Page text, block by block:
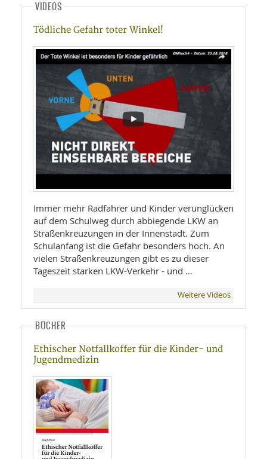
VIDEOS
Tödliche Gefahr toter Winkel!
Immer mehr Radfahrer und Kinder verunglücken
auf dem Schulweg durch abbiegende LKW an
Straßenkreuzungen in der Innenstadt. Zum
Schulanfang ist die Gefahr besonders hoch. An
vielen Straßenkreuzungen gibt es zu dieser
Tageszeit starken LKW-Verkehr - und …
Weitere Videos
BÜCHER
Ethischer Notfallkoffer für die Kinder- und
Jugendmedizin